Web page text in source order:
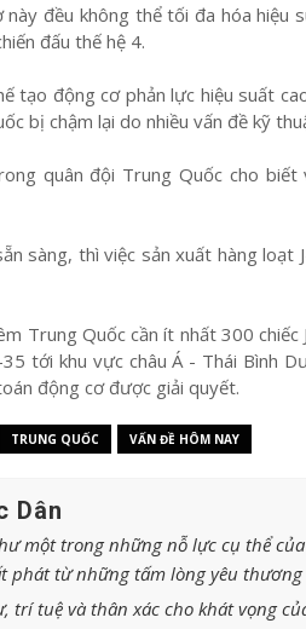
này đều không thể tối đa hóa hiệu
đấu thế hệ 4.
tạo động cơ phản lực hiệu suất
bị chậm lại do nhiều vấn đề kỹ
quân đội Trung Quốc cho
sàng, thì việc sản xuất hàng
Trung Quốc cần ít nhất 300
tới khu vực châu Á - Thái Bình
động cơ được giải quyết.
TRUNG QUỐC VẤN ĐỀ HÔM NAY
Dân
một trong những nỗ lực cụ thể
phát từ những tấm lòng yêu
trí tuệ và thân xác cho khát vọng